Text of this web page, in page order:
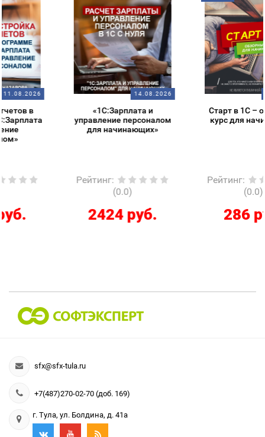
14.08.2026
«1С:Зарплата и
управление персоналом
для начинающих»
Рейтинг
2424 руб.
14.08.2026
Старт в 1С – обзорный
курс для начинающих
Рейтинг
286 руб.
sfx@sfx-tula.ru
+7(487)270-02-70 (доб. 169)
г. Тула, ул. Болдина, д. 41а